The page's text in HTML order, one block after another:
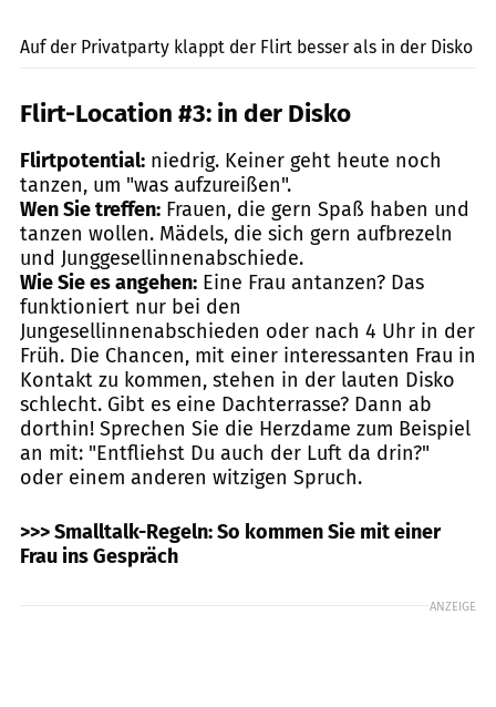
Auf der Privatparty klappt der Flirt besser als in der Disko
Flirt-Location #3: in der Disko
Flirtpotential: niedrig. Keiner geht heute noch
tanzen, um "was aufzureißen".
Wen Sie treffen: Frauen, die gern Spaß haben und
tanzen wollen. Mädels, die sich gern aufbrezeln
und Junggesellinnenabschiede.
Wie Sie es angehen: Eine Frau antanzen? Das
funktioniert nur bei den
Jungesellinnenabschieden oder nach 4 Uhr in der
Früh. Die Chancen, mit einer interessanten Frau in
Kontakt zu kommen, stehen in der lauten Disko
schlecht. Gibt es eine Dachterrasse? Dann ab
dorthin! Sprechen Sie die Herzdame zum Beispiel
an mit: "Entfliehst Du auch der Luft da drin?"
oder einem anderen witzigen Spruch.
>>> Smalltalk-Regeln: So kommen Sie mit einer
Frau ins Gespräch
ANZEIGE